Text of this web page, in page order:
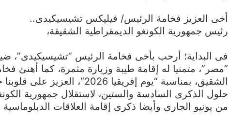
أخى العزيز فخامة الرئيس/ فيليكس تشيسيكيدى..
رئيس جمهورية الكونغو الديمقراطية الشقيقة،
فى البداية؛ أرحب بأخى فخامة الرئيس “تشيسيكيدى”،
“مصر”، متمنيا له إقامة طيبة وزيارة مثمرة، كما أهنئ
الشقيق، بمناسبة “يوم إفريقيا
حلول الذكرى السادسة والستين، لاستقلال جمهورية
من يونيو الجارى وأيضا ذكرى إقامة العلاقات الدبلوماسية